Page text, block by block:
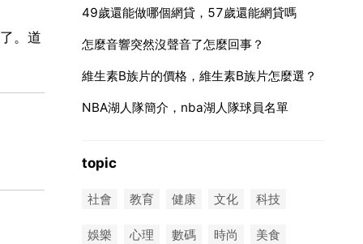
。道
49歲還能做哪個網貸，57歲還能網貸嗎
怎麼音響突然沒聲音了怎麼回事？
維生素B族片的價格，維生素B族片怎麼選？
NBA湖人隊簡介，nba湖人隊球員名單
topic
社會 教育 健康 文化 科技
娛樂 心理 數碼 時尚 美食